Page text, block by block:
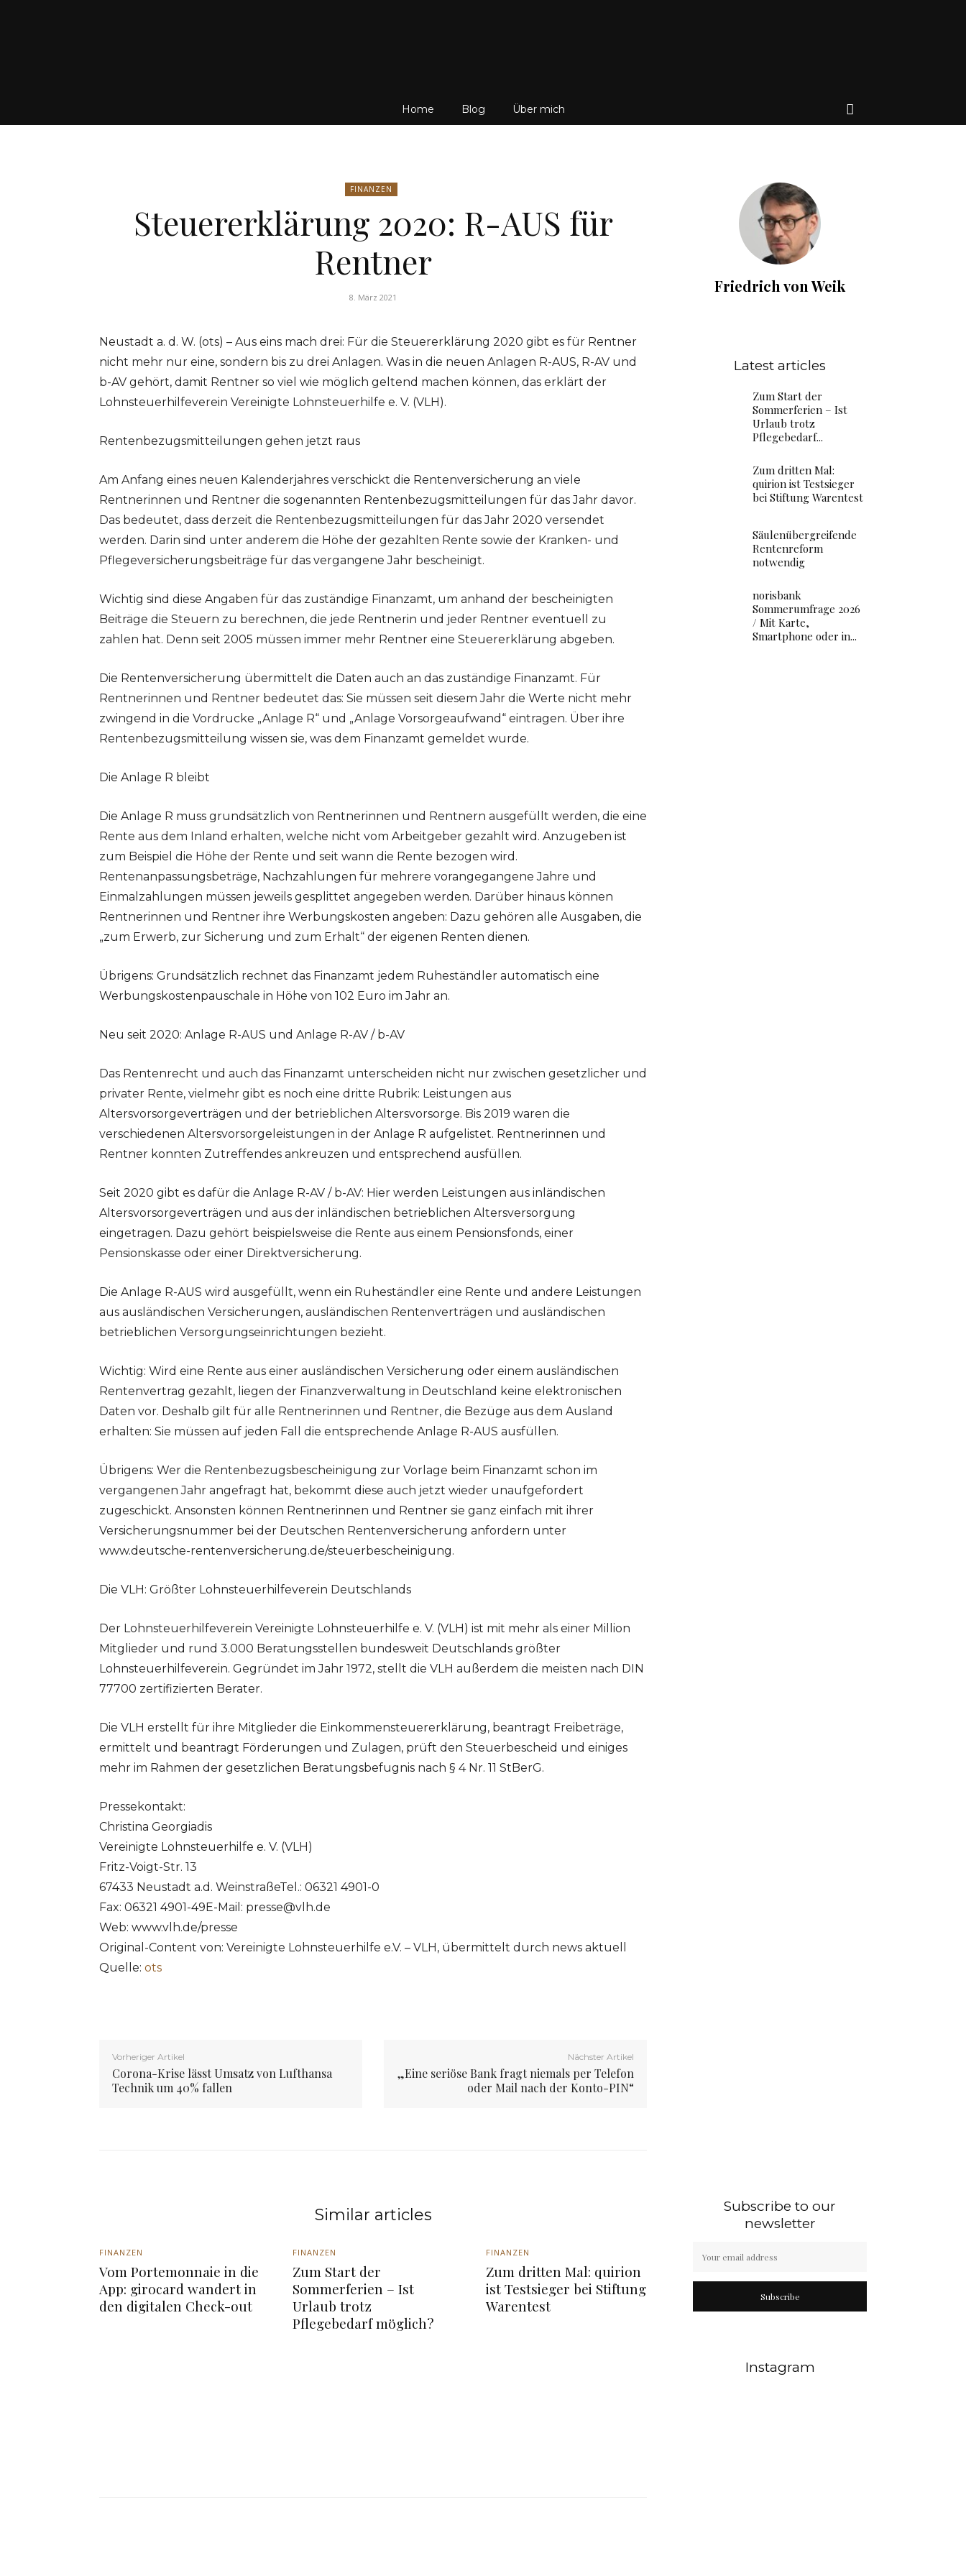
Home Blog Über mich
FINANZEN
Steuererklärung 2020: R-AUS für
Rentner
8. März 2021
Neustadt a. d. W. (ots) – Aus eins mach drei: Für die Steuererklärung 2020 gibt es für Rentner
nicht mehr nur eine, sondern bis zu drei Anlagen. Was in die neuen Anlagen R-AUS, R-AV und
b-AV gehört, damit Rentner so viel wie möglich geltend machen können, das erklärt der
Lohnsteuerhilfeverein Vereinigte Lohnsteuerhilfe e. V. (VLH).
Rentenbezugsmitteilungen gehen jetzt raus
Am Anfang eines neuen Kalenderjahres verschickt die Rentenversicherung an viele
Rentnerinnen und Rentner die sogenannten Rentenbezugsmitteilungen für das Jahr davor.
Das bedeutet, dass derzeit die Rentenbezugsmitteilungen für das Jahr 2020 versendet
werden. Darin sind unter anderem die Höhe der gezahlten Rente sowie der Kranken- und
Pflegeversicherungsbeiträge für das vergangene Jahr bescheinigt.
Wichtig sind diese Angaben für das zuständige Finanzamt, um anhand der bescheinigten
Beiträge die Steuern zu berechnen, die jede Rentnerin und jeder Rentner eventuell zu
zahlen hat. Denn seit 2005 müssen immer mehr Rentner eine Steuererklärung abgeben.
Die Rentenversicherung übermittelt die Daten auch an das zuständige Finanzamt. Für
Rentnerinnen und Rentner bedeutet das: Sie müssen seit diesem Jahr die Werte nicht mehr
zwingend in die Vordrucke „Anlage R“ und „Anlage Vorsorgeaufwand“ eintragen. Über ihre
Rentenbezugsmitteilung wissen sie, was dem Finanzamt gemeldet wurde.
Die Anlage R bleibt
Die Anlage R muss grundsätzlich von Rentnerinnen und Rentnern ausgefüllt werden, die eine
Rente aus dem Inland erhalten, welche nicht vom Arbeitgeber gezahlt wird. Anzugeben ist
zum Beispiel die Höhe der Rente und seit wann die Rente bezogen wird.
Rentenanpassungsbeträge, Nachzahlungen für mehrere vorangegangene Jahre und
Einmalzahlungen müssen jeweils gesplittet angegeben werden. Darüber hinaus können
Rentnerinnen und Rentner ihre Werbungskosten angeben: Dazu gehören alle Ausgaben, die
„zum Erwerb, zur Sicherung und zum Erhalt“ der eigenen Renten dienen.
Übrigens: Grundsätzlich rechnet das Finanzamt jedem Ruheständler automatisch eine
Werbungskostenpauschale in Höhe von 102 Euro im Jahr an.
Neu seit 2020: Anlage R-AUS und Anlage R-AV / b-AV
Das Rentenrecht und auch das Finanzamt unterscheiden nicht nur zwischen gesetzlicher und
privater Rente, vielmehr gibt es noch eine dritte Rubrik: Leistungen aus
Altersvorsorgeverträgen und der betrieblichen Altersvorsorge. Bis 2019 waren die
verschiedenen Altersvorsorgeleistungen in der Anlage R aufgelistet. Rentnerinnen und
Rentner konnten Zutreffendes ankreuzen und entsprechend ausfüllen.
Seit 2020 gibt es dafür die Anlage R-AV / b-AV: Hier werden Leistungen aus inländischen
Altersvorsorgeverträgen und aus der inländischen betrieblichen Altersversorgung
eingetragen. Dazu gehört beispielsweise die Rente aus einem Pensionsfonds, einer
Pensionskasse oder einer Direktversicherung.
Die Anlage R-AUS wird ausgefüllt, wenn ein Ruheständler eine Rente und andere Leistungen
aus ausländischen Versicherungen, ausländischen Rentenverträgen und ausländischen
betrieblichen Versorgungseinrichtungen bezieht.
Wichtig: Wird eine Rente aus einer ausländischen Versicherung oder einem ausländischen
Rentenvertrag gezahlt, liegen der Finanzverwaltung in Deutschland keine elektronischen
Daten vor. Deshalb gilt für alle Rentnerinnen und Rentner, die Bezüge aus dem Ausland
erhalten: Sie müssen auf jeden Fall die entsprechende Anlage R-AUS ausfüllen.
Übrigens: Wer die Rentenbezugsbescheinigung zur Vorlage beim Finanzamt schon im
vergangenen Jahr angefragt hat, bekommt diese auch jetzt wieder unaufgefordert
zugeschickt. Ansonsten können Rentnerinnen und Rentner sie ganz einfach mit ihrer
Versicherungsnummer bei der Deutschen Rentenversicherung anfordern unter
www.deutsche-rentenversicherung.de/steuerbescheinigung.
Die VLH: Größter Lohnsteuerhilfeverein Deutschlands
Der Lohnsteuerhilfeverein Vereinigte Lohnsteuerhilfe e. V. (VLH) ist mit mehr als einer Million
Mitglieder und rund 3.000 Beratungsstellen bundesweit Deutschlands größter
Lohnsteuerhilfeverein. Gegründet im Jahr 1972, stellt die VLH außerdem die meisten nach DIN
77700 zertifizierten Berater.
Die VLH erstellt für ihre Mitglieder die Einkommensteuererklärung, beantragt Freibeträge,
ermittelt und beantragt Förderungen und Zulagen, prüft den Steuerbescheid und einiges
mehr im Rahmen der gesetzlichen Beratungsbefugnis nach § 4 Nr. 11 StBerG.
Pressekontakt:
Christina Georgiadis
Vereinigte Lohnsteuerhilfe e. V. (VLH)
Fritz-Voigt-Str. 13
67433 Neustadt a.d. WeinstraßeTel.: 06321 4901-0
Fax: 06321 4901-49E-Mail: presse@vlh.de
Web: www.vlh.de/presse
Original-Content von: Vereinigte Lohnsteuerhilfe e.V. – VLH, übermittelt durch news aktuell
Quelle: ots
Vorheriger Artikel
Corona-Krise lässt Umsatz von Lufthansa
Technik um 40% fallen
Nächster Artikel
„Eine seriöse Bank fragt niemals per Telefon
oder Mail nach der Konto-PIN“
Friedrich von Weik
Latest articles
Zum Start der
Sommerferien – Ist
Urlaub trotz
Pflegebedarf...
Zum dritten Mal:
quirion ist Testsieger
bei Stiftung Warentest
Säulenübergreifende
Rentenreform
notwendig
norisbank
Sommerumfrage 2026
/ Mit Karte,
Smartphone oder in...
Similar articles
FINANZEN
Vom Portemonnaie in die
App: girocard wandert in
den digitalen Check-out
FINANZEN
Zum Start der
Sommerferien – Ist
Urlaub trotz
Pflegebedarf möglich?
FINANZEN
Zum dritten Mal: quirion
ist Testsieger bei Stiftung
Warentest
Subscribe to our
newsletter
Subscribe
Instagram